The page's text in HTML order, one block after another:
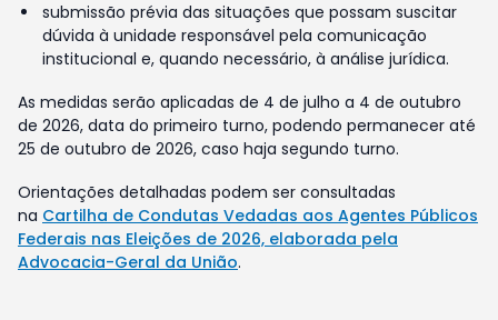
submissão prévia das situações que possam suscitar
dúvida à unidade responsável pela comunicação
institucional e, quando necessário, à análise jurídica.
As medidas serão aplicadas de 4 de julho a 4 de outubro
de 2026, data do primeiro turno, podendo permanecer até
25 de outubro de 2026, caso haja segundo turno.
Orientações detalhadas podem ser consultadas
na Cartilha de Condutas Vedadas aos Agentes Públicos
Federais nas Eleições de 2026, elaborada pela
Advocacia-Geral da União.